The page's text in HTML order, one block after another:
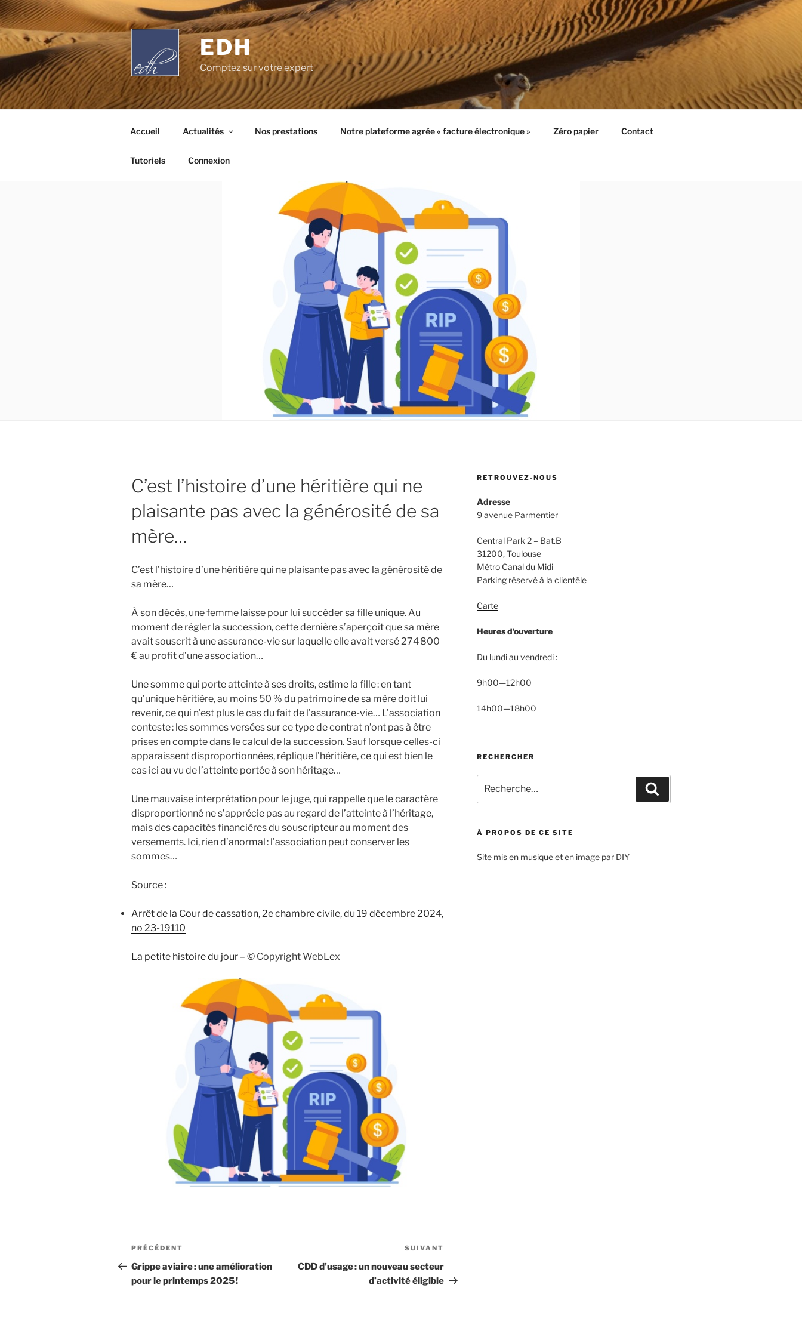
Aller
au
contenu
principal
EDH
Comptez sur votre expert
Accueil Actualités Nos prestations Notre plateforme agrée « facture électronique » Zéro papier Contact
Tutoriels Connexion
C’est l’histoire d’une héritière qui ne
plaisante pas avec la générosité de sa
mère…
C’est l’histoire d’une héritière qui ne plaisante pas avec la générosité de
sa mère…
À son décès, une femme laisse pour lui succéder sa fille unique. Au
moment de régler la succession, cette dernière s’aperçoit que sa mère
avait souscrit à une assurance-vie sur laquelle elle avait versé 274 800
€ au profit d’une association…
Une somme qui porte atteinte à ses droits, estime la fille : en tant
qu’unique héritière, au moins 50 % du patrimoine de sa mère doit lui
revenir, ce qui n’est plus le cas du fait de l’assurance-vie… L’association
conteste : les sommes versées sur ce type de contrat n’ont pas à être
prises en compte dans le calcul de la succession. Sauf lorsque celles-ci
apparaissent disproportionnées, réplique l’héritière, ce qui est bien le
cas ici au vu de l’atteinte portée à son héritage…
Une mauvaise interprétation pour le juge, qui rappelle que le caractère
disproportionné ne s’apprécie pas au regard de l’atteinte à l’héritage,
mais des capacités financières du souscripteur au moment des
versements. Ici, rien d’anormal : l’association peut conserver les
sommes…
Source :
Arrêt de la Cour de cassation, 2e chambre civile, du 19 décembre 2024,
no 23-19110
La petite histoire du jour – © Copyright WebLex
Navigation
de
l’article
Article
précédent
PRÉCÉDENT
Grippe aviaire : une amélioration
pour le printemps 2025 !
suivant
SUIVANT
CDD d’usage : un nouveau secteur
d’activité éligible
RETROUVEZ-NOUS
Adresse
9 avenue Parmentier
Central Park 2 – Bat.B
31200, Toulouse
Métro Canal du Midi
Parking réservé à la clientèle
Carte
Heures d’ouverture
Du lundi au vendredi :
9h00—12h00
14h00—18h00
RECHERCHER
pour
:
À PROPOS DE CE SITE
Site mis en musique et en image par DIY